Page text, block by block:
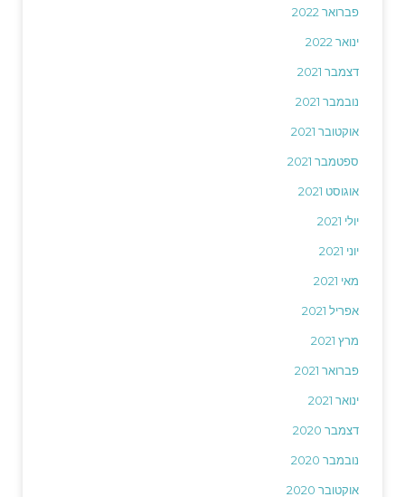
פברואר 2022
ינואר 2022
דצמבר 2021
נובמבר 2021
אוקטובר 2021
ספטמבר 2021
אוגוסט 2021
יולי 2021
יוני 2021
מאי 2021
אפריל 2021
מרץ 2021
פברואר 2021
ינואר 2021
דצמבר 2020
נובמבר 2020
אוקטובר 2020